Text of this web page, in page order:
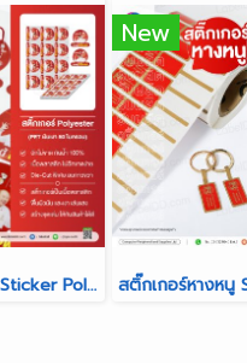
สติ๊กเกอร์ป๊อปอัพ Sticker Polyester Pop-Up (PET เงินเงา)
New